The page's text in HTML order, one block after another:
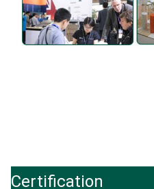
Certification